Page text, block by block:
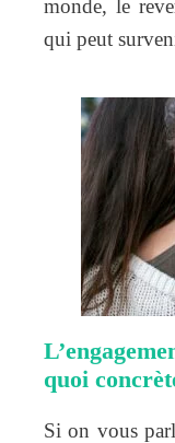
monde, le
qui peut
quoi
Si on vous